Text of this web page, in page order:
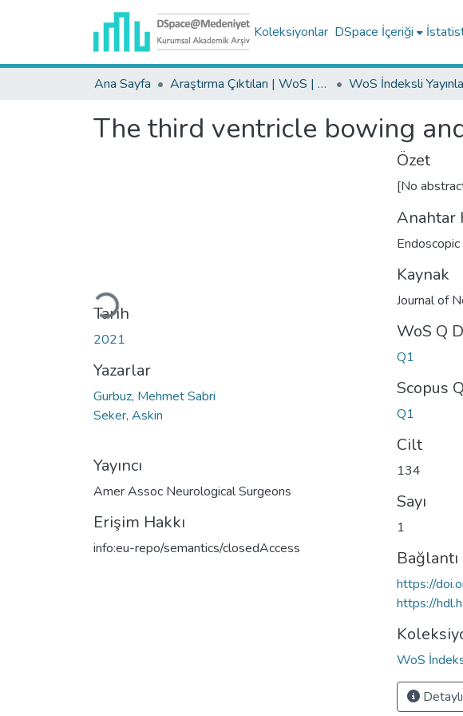
Koleksiyonlar DSpace İçeriği
Ana Sayfa Araştırma Çıktıları | WoS | Scopus | TR-Dizin | PubMed
The third ventricle bowing
Yükleniyor...
Tarih
2021
Yazarlar
Gurbuz, Mehmet Sabri
Seker, Askin
Yayıncı
Amer Assoc Neurological Surgeons
Erişim Hakkı
info:eu-repo/semantics/closedAccess
Özet
[No
Anahtar
Kaynak
Journal of
WoS Q
Q1
Scopus
Q1
Cilt
134
Sayı
1
Bağlantı
https://
https://
WoS